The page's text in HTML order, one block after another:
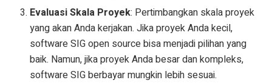
Evaluasi Skala Proyek: Pertimbangkan skala proyek
yang akan Anda kerjakan. Jika proyek Anda kecil,
software SIG open source bisa menjadi pilihan yang
baik. Namun, jika proyek Anda besar dan kompleks,
software SIG berbayar mungkin lebih sesuai.